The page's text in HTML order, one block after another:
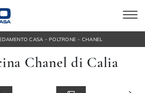
CASA -POLTRONE - CHANEL
Chanel di Calia